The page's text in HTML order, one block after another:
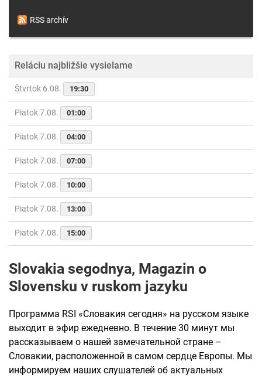
RSS archív
Reláciu najbližšie vysielame
Štvrtok 6.08. 19:30
Piatok 7.08. 01:00
Piatok 7.08. 04:00
Piatok 7.08. 07:00
Piatok 7.08. 10:00
Piatok 7.08. 13:00
Piatok 7.08. 15:00
Slovakia segodnya, Magazin o
Slovensku v ruskom jazyku
Программа RSI «Словакия сегодня» на русском языке
выходит в эфир ежедневно. В течение 30 минут мы
рассказываем о нашей замечательной стране –
Словакии, расположенной в самом сердце Европы. Мы
информируем наших слушателей об актуальных